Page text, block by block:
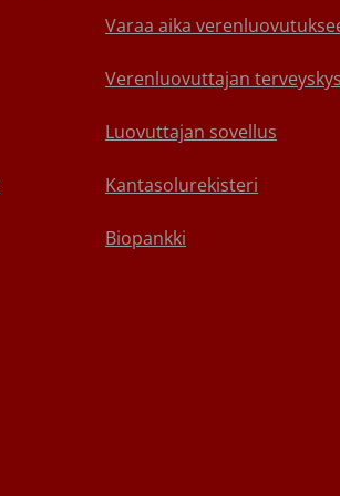
Varaa aika
Verenluovuttajan
Luovuttajan sovellus
Kantasolurekisteri
Biopankki